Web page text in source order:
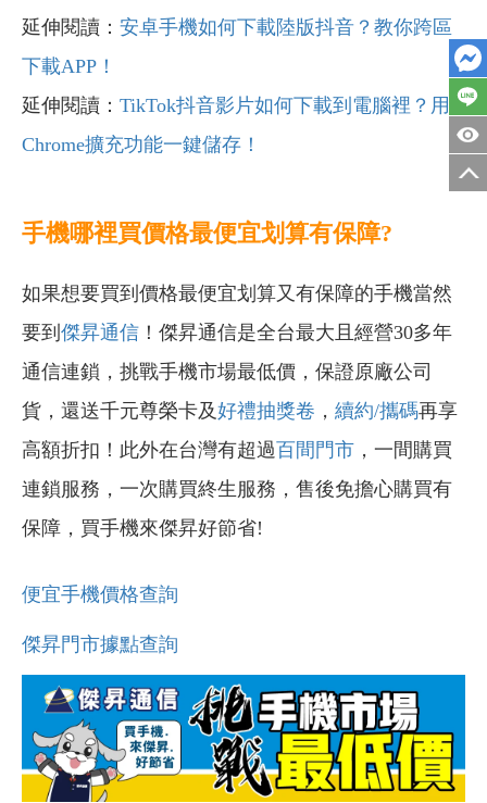
延伸閱讀： 安卓手機如何下載陸版抖音？教你跨區
下載APP！
延伸閱讀： TikTok抖音影片如何下載到電腦裡？用
Chrome擴充功能一鍵儲存！
手機哪裡買價格最便宜划算有保障?
如果想要買到價格最便宜划算又有保障的手機當然
要到 傑昇通信 ！傑昇通信是全台最大且經營30多年
通信連鎖，挑戰手機市場最低價，保證原廠公司
貨，還送千元尊榮卡及好禮抽獎卷 ， 續約/攜碼再享
高額折扣！此外在台灣有超過百間門市 ，一間購買
連鎖服務，一次購買終生服務，售後免擔心購買有
保障，買手機來傑昇好節省!
便宜手機價格查詢
傑昇門市據點查詢